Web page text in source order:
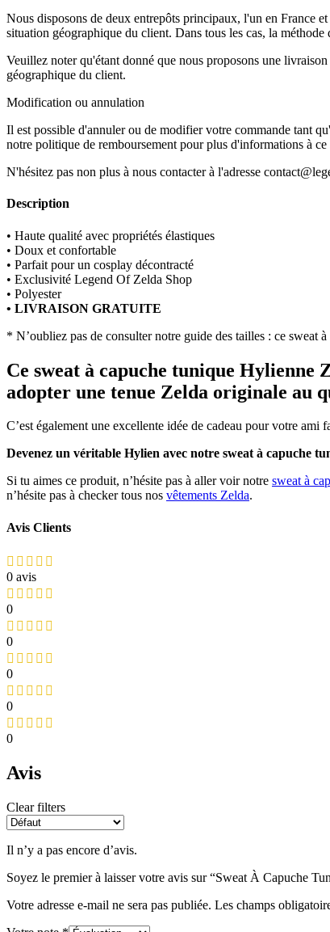
Nous disposons de deux entrepôts principaux, l'un en France
situation géographique du client. Dans tous les cas, la
Veuillez noter qu'étant donné que nous proposons une
géographique du client.
Modification ou annulation
Il est possible d'annuler ou de modifier votre commande tant
notre politique de remboursement pour plus d'informations à ce
N'hésitez pas non plus à nous contacter à l'adresse
Description
• Haute qualité avec propriétés élastiques
• Doux et confortable
• Parfait pour un cosplay décontracté
• Exclusivité Legend Of Zelda Shop
• Polyester
• LIVRAISON GRATUITE
* N’oubliez pas de consulter notre guide des tailles : ce sweat
Ce sweat à capuche tunique Hylienne
adopter une tenue Zelda originale au
C’est également une excellente idée de cadeau pour votre ami
Devenez un véritable Hylien avec notre sweat à capuche
Si tu aimes ce produit, n’hésite pas à aller voir notre sweat à
n’hésite pas à checker tous nos vêtements Zelda.
Avis Clients
0 avis
0
0
0
0
0
Avis
Clear filters
Il n’y a pas encore d’avis.
Soyez le premier à laisser votre avis sur “Sweat À Capuche
Votre adresse e-mail ne sera pas publiée. Les champs